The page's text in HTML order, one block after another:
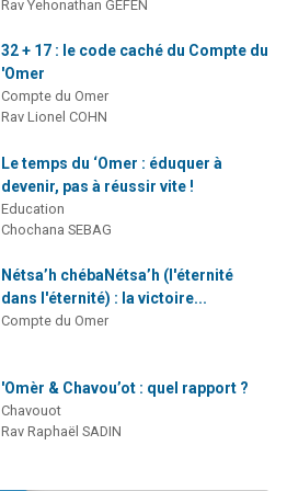
Rav Yehonathan GEFEN
32 + 17 : le code caché du Compte du
'Omer
Compte du Omer
Rav Lionel COHN
Le temps du ‘Omer : éduquer à
devenir, pas à réussir vite !
Education
Chochana SEBAG
Nétsa’h chébaNétsa’h (l'éternité
dans l'éternité) : la victoire...
Compte du Omer
'Omèr & Chavou’ot : quel rapport ?
Chavouot
Rav Raphaël SADIN